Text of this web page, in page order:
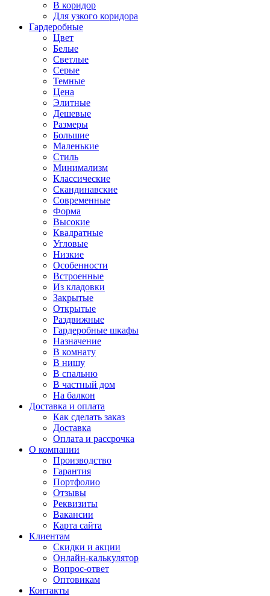
В коридор
Для узкого коридора
Гардеробные
Цвет
Белые
Светлые
Серые
Темные
Цена
Элитные
Дешевые
Размеры
Большие
Маленькие
Стиль
Минимализм
Классические
Скандинавские
Современные
Форма
Высокие
Квадратные
Угловые
Низкие
Особенности
Встроенные
Из кладовки
Закрытые
Открытые
Раздвижные
Гардеробные шкафы
Назначение
В комнату
В нишу
В спальню
В частный дом
На балкон
Доставка и оплата
Как сделать заказ
Доставка
Оплата и рассрочка
О компании
Производство
Гарантия
Портфолио
Отзывы
Реквизиты
Вакансии
Карта сайта
Клиентам
Скидки и акции
Онлайн-калькулятор
Вопрос-ответ
Оптовикам
Контакты